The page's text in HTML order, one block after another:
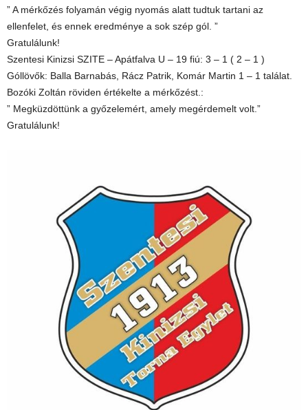
” A mérkőzés folyamán végig nyomás alatt tudtuk tartani az
ellenfelet, és ennek eredménye a sok szép gól. ”
Gratulálunk!
Szentesi Kinizsi SZITE – Apátfalva U – 19 fiú: 3 – 1 ( 2 – 1 )
Góllövők: Balla Barnabás, Rácz Patrik, Komár Martin 1 – 1 találat.
Bozóki Zoltán röviden értékelte a mérkőzést.:
” Megküzdöttünk a győzelemért, amely megérdemelt volt.”
Gratulálunk!